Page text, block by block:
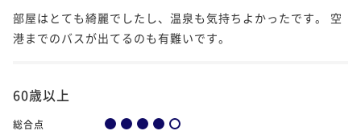
部屋はとても綺麗でしたし、温泉も気持ちよかったです。 空
港までのバスが出てるのも有難いです。
60歳以上
総合点